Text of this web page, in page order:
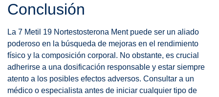
Conclusión
La 7 Metil 19 Nortestosterona Ment puede ser un aliado
poderoso en la búsqueda de mejoras en el rendimiento
físico y la composición corporal. No obstante, es crucial
adherirse a una dosificación responsable y estar siempre
atento a los posibles efectos adversos. Consultar a un
médico o especialista antes de iniciar cualquier tipo de